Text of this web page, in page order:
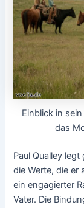
Einblick in sein
das
Paul Qualley
die Werte, die er
ein engagierter
Vater. Die